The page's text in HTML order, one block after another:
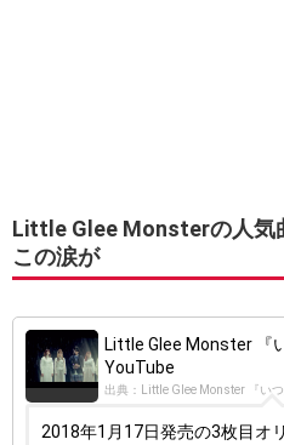
Little Glee Monsterの人気
この涙が
Little Glee Monster 『
YouTube
出典：Little Glee Monster 『い
2018年1月17日発売の3枚目オ